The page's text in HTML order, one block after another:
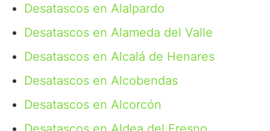
Desatascos en Alalpardo
Desatascos en Alameda del Valle
Desatascos en Alcalá de Henares
Desatascos en Alcobendas
Desatascos en Alcorcón